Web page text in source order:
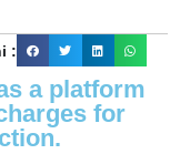
:
a platform
for